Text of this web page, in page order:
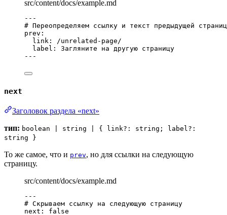
src/content/docs/example.md
---
# Переопределяем ссылку и текст предыдущей
prev :
link :
/unrelated-page/
label : Загляните на другую страницу
---
next
Заголовок раздела «next»
тип: boolean | string | { link?: string; label?:
string }
То же самое, что и prev, но для ссылки на следующую
страницу.
src/content/docs/example.md
---
# Скрываем ссылку на следующую страницу
next : false